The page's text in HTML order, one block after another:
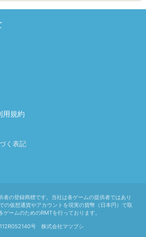
用規約
く表記
者の登録商標です。当社は各ゲームの提供者ではあり
の仮想通貨やアカウントを現実の貨幣（日本円）で取
ゲームのためのRMTを行っております。
号 株式会社マツブシ